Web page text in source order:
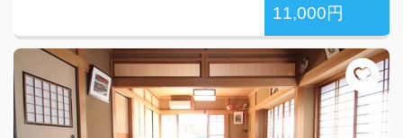
11,000円